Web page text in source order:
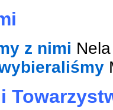
z nimi